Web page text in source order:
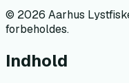
© 2026 Aarhus
forbeholdes.
Indhold